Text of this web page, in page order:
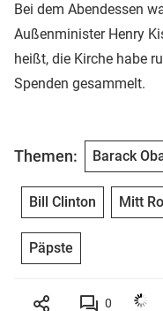
Bei dem Abendessen
Außenminister Henry
heißt, die Kirche habe
Spenden gesammelt.
Themen: Barack
Bill Clinton Mitt
Päpste
0